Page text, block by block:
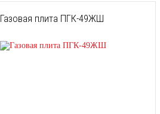
Газовая плита ПГК-49ЖШ